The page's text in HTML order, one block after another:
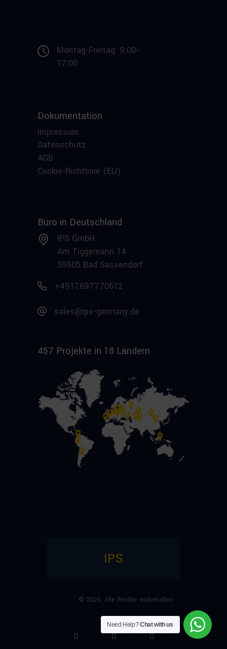
Montag-Freitag: 9:00-
17:00
Dokumentation
Impressum
Datenschutz
AGB
Cookie-Richtlinie (EU)
Büro in Deutschland
IPS GmbH
Am Tiggemann 14
59505 Bad Sassendorf
+4917697770612
sales@ips-germany.de
457 Projekte in 18 Ländern
IPS
© 2025, Alle Rechte vorbehalten
Need Help?Chat with us